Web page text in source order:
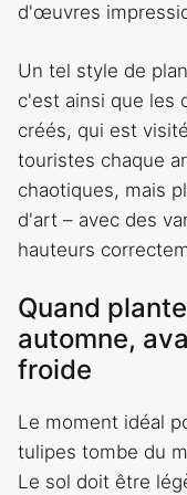
d'œuvres
Un tel style de
c'est ainsi que les
créés, qui est
touristes chaque
chaotiques, mais
d'art – avec des
hauteurs
Quand
automne,
froide
Le moment idéal
tulipes tombe du
Le sol doit être